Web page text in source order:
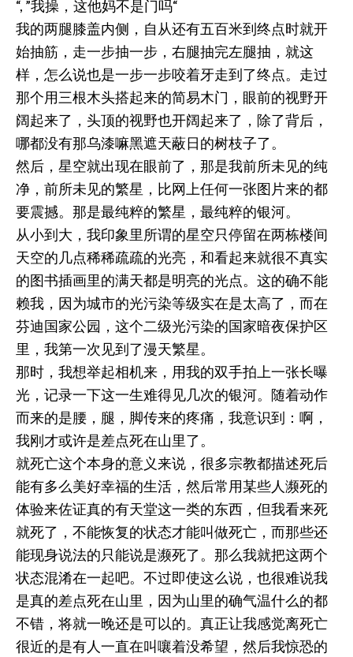
“, ”我操，这他妈不是门吗“
我的两腿膝盖内侧，自从还有五百米到终点时就开
始抽筋，走一步抽一步，右腿抽完左腿抽，就这
样，怎么说也是一步一步咬着牙走到了终点。走过
那个用三根木头搭起来的简易木门，眼前的视野开
阔起来了，头顶的视野也开阔起来了，除了背后，
哪都没有那乌漆嘛黑遮天蔽日的树枝子了。
然后，星空就出现在眼前了，那是我前所未见的纯
净，前所未见的繁星，比网上任何一张图片来的都
要震撼。那是最纯粹的繁星，最纯粹的银河。
从小到大，我印象里所谓的星空只停留在两栋楼间
天空的几点稀稀疏疏的光亮，和看起来就很不真实
的图书插画里的满天都是明亮的光点。这的确不能
赖我，因为城市的光污染等级实在是太高了，而在
芬迪国家公园，这个二级光污染的国家暗夜保护区
里，我第一次见到了漫天繁星。
那时，我想举起相机来，用我的双手拍上一张长曝
光，记录一下这一生难得见几次的银河。随着动作
而来的是腰，腿，脚传来的疼痛，我意识到：啊，
我刚才或许是差点死在山里了。
就死亡这个本身的意义来说，很多宗教都描述死后
能有多么美好幸福的生活，然后常用某些人濒死的
体验来佐证真的有天堂这一类的东西，但我看来死
就死了，不能恢复的状态才能叫做死亡，而那些还
能现身说法的只能说是濒死了。那么我就把这两个
状态混淆在一起吧。不过即使这么说，也很难说我
是真的差点死在山里，因为山里的确气温什么的都
不错，将就一晚还是可以的。真正让我感觉离死亡
很近的是有人一直在叫嚷着没希望，然后我惊恐的